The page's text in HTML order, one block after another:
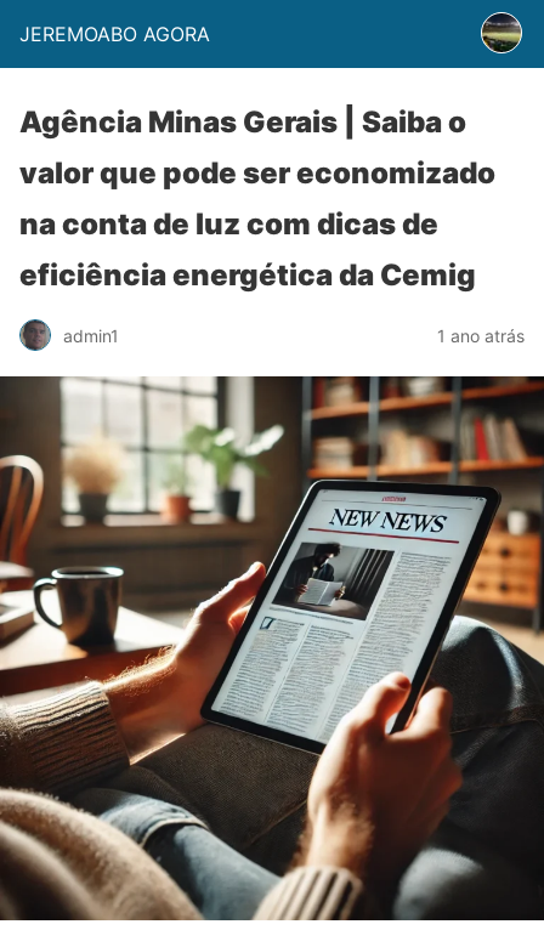
JEREMOABO AGORA
Agência Minas Gerais | Saiba o
valor que pode ser economizado
na conta de luz com dicas de
eficiência energética da Cemig
admin1 1 ano atrás